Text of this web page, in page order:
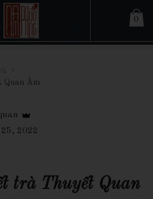
0
Quan Âm
2022
trà Thuyết Quan